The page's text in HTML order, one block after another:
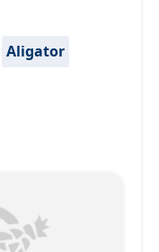
Aligator